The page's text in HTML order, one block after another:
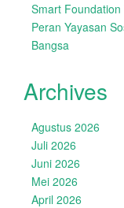
Smart Foundation
Peran Yayasan
Bangsa
Archives
Agustus 2026
Juli 2026
Juni 2026
Mei 2026
April 2026